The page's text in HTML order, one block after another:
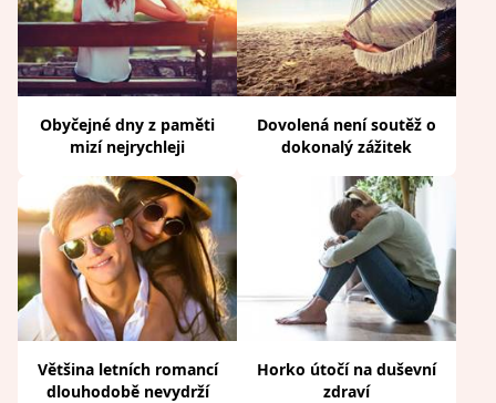
Obyčejné dny z paměti
mizí nejrychleji
Dovolená není soutěž o
dokonalý zážitek
Většina letních romancí
dlouhodobě nevydrží
Horko útočí na duševní
zdraví